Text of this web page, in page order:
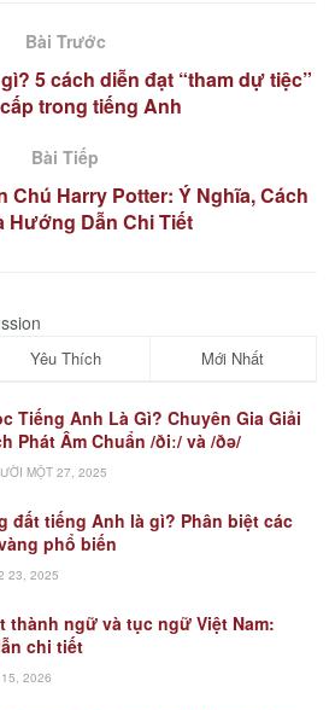
Bài Trước
5 cách diễn đạt “tham dự tiệc”
trong tiếng Anh
Bài Tiếp
Chú Harry Potter: Ý Nghĩa, Cách
Hướng Dẫn Chi Tiết
Yêu Thích Mới Nhất
Tiếng Anh Là Gì? Chuyên Gia Giải
Phát Âm Chuẩn /ðiː/ và /ðə/
MỘT 27, 2025
đất tiếng Anh là gì? Phân biệt các
phổ biến
23, 2025
thành ngữ và tục ngữ Việt Nam:
chi tiết
2026